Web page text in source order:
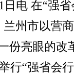
电 在“强省
州市以营
份亮眼的改
行“强省会